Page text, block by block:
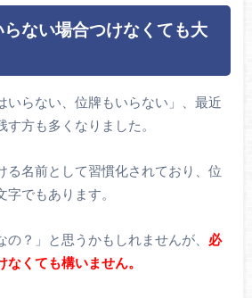
ない場合つけなくても大
いらない、位牌もいらない」、最近
方も多くなりました。
る名前として習慣化されており、位
でもあります。
の？」と思うかもしれませんが、 必
くても構いません。